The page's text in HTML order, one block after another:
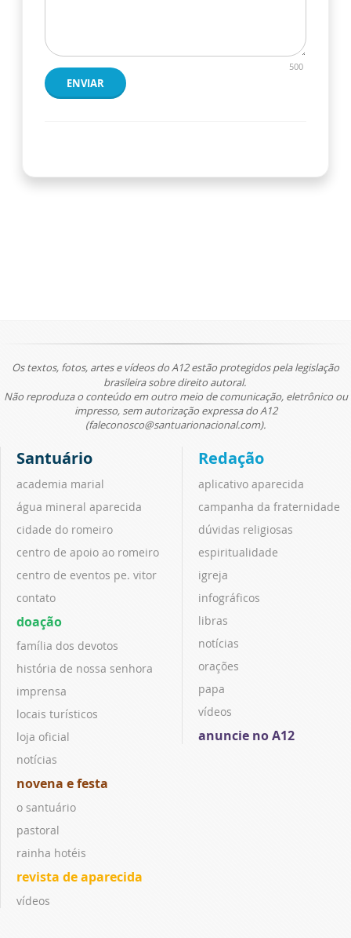
500
ENVIAR
Os textos, fotos, artes e vídeos do A12 estão protegidos pela legislação
brasileira sobre direito autoral.
Não reproduza o conteúdo em outro meio de comunicação, eletrônico ou
impresso, sem autorização expressa do A12
(faleconosco@santuarionacional.com).
Santuário
academia marial
água mineral aparecida
cidade do romeiro
centro de apoio ao romeiro
centro de eventos pe. vitor
contato
doação
família dos devotos
história de nossa senhora
imprensa
locais turísticos
loja oficial
notícias
novena e festa
o santuário
pastoral
rainha hotéis
revista de aparecida
vídeos
Redação
aplicativo aparecida
campanha da fraternidade
dúvidas religiosas
espiritualidade
igreja
infográficos
libras
notícias
orações
papa
vídeos
anuncie no A12